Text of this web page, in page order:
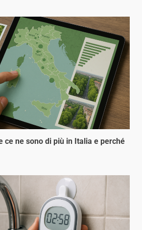
ce ne sono di più in Italia e perché